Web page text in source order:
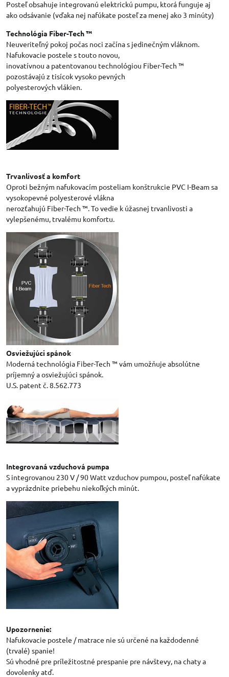
Posteľ obsahuje integrovanú elektrickú pumpu, ktorá funguje aj
ako odsávanie (vďaka nej nafúkate posteľ za menej ako 3 minúty)
Technológia Fiber-Tech ™
Neuveriteľný pokoj počas noci začína s jedinečným vláknom.
Nafukovacie postele s touto novou,
inovatívnou a patentovanou technológiou Fiber-Tech ™
pozostávajú z tisícok vysoko pevných
polyesterových vlákien.
Trvanlivosť a komfort
Oproti bežným nafukovacím posteliam konštrukcie PVC I-Beam sa
vysokopevné polyesterové vlákna
nerozťahujú Fiber-Tech ™. To vedie k úžasnej trvanlivosti a
vylepšenému, trvalému komfortu.
Osviežujúci spánok
Moderná technológia Fiber-Tech ™ vám umožňuje absolútne
príjemný a osviežujúci spánok.
U.S. patent č. 8.562.773
Integrovaná vzduchová pumpa
S integrovanou 230 V / 90 Watt vzduchov pumpou, posteľ nafúkate
a vyprázdnite priebehu niekoľkých minút.
Upozornenie:
Nafukovacie postele / matrace nie sú určené na každodenné
(trvalé) spanie!
Sú vhodné pre príležitostné prespanie pre návštevy, na chaty a
dovolenky atď.